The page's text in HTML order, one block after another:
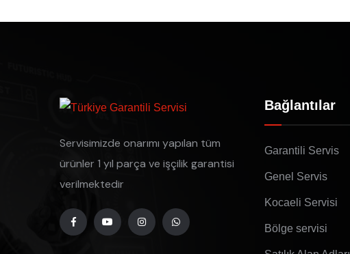
Servisimizde onarımı yapılan tüm
ürünler 1 yıl parça ve işçilik garantisi
verilmektedir
Bağlantılar
Garantili Servis
Genel Servis
Kocaeli Servisi
Bölge servisi